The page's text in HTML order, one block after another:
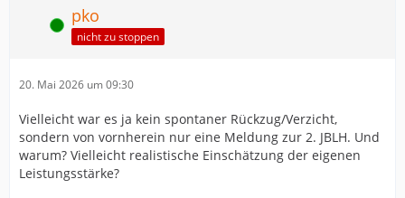
Online pko
nicht zu stoppen
20. Mai 2026 um 09:30
Vielleicht war es ja kein spontaner Rückzug/Verzicht,
sondern von vornherein nur eine Meldung zur 2. JBLH. Und
warum? Vielleicht realistische Einschätzung der eigenen
Leistungsstärke?